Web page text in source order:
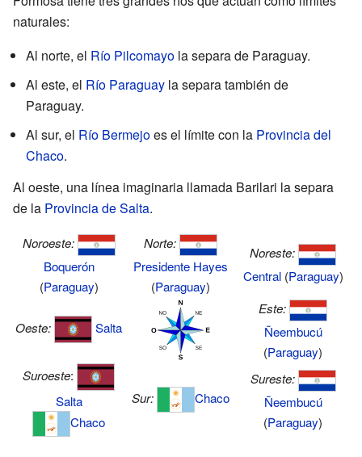
naturales:
Al norte, el Río Pilcomayo la separa de Paraguay.
Al este, el Río Paraguay la separa también de
Paraguay.
Al sur, el Río Bermejoes el límite con la Provincia del
Chaco.
Al oeste, una línea imaginaria llamada Barilari la separa
de la Provincia de Salta.
Noroeste:
Boquerón
(Paraguay)
Norte:
Presidente Hayes
(Paraguay)
Noreste:
Central(Paraguay)
Oeste: Salta
Este:
Ñeembucú
(Paraguay)
Suroeste:
Salta
Chaco
Sur: Chaco
Sureste:
Ñeembucú
(Paraguay)